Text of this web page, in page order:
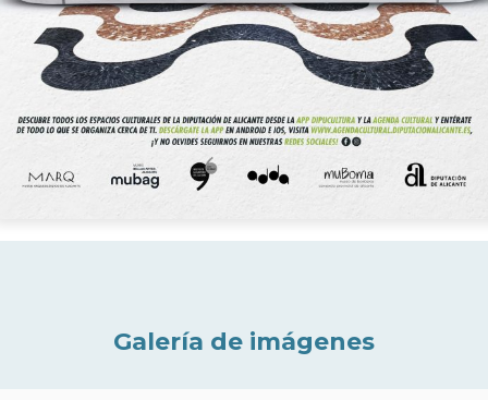
Galería de imágenes